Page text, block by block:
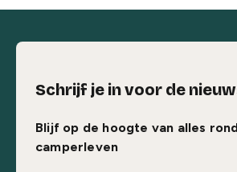
Schrijf je in voor de
Blijf op de hoogte van alles
camperleven